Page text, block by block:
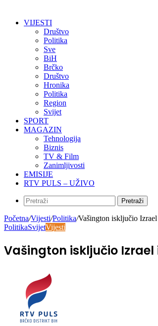
VIJESTI
Društvo
Politika
Sve
BiH
Brčko
Društvo
Hronika
Politika
Region
Svijet
SPORT
MAGAZIN
Tehnologija
Biznis
TV & Film
Zanimljivosti
EMISIJE
RTV PULS – UŽIVO
Pretraži
Početna/Vijesti/Politika/Vašington isključio
PolitikaSvijetVijesti
Vašington isključio